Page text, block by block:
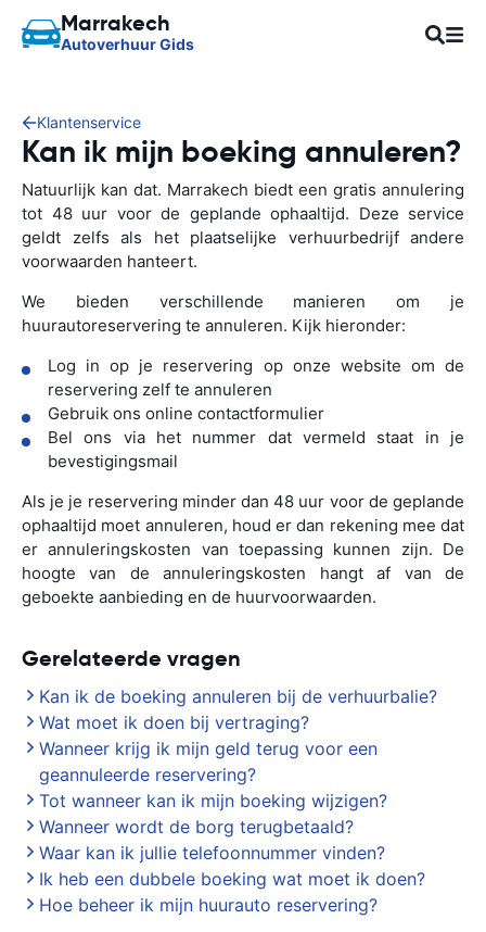
Marrakech
Autoverhuur Gids
Klantenservice
Kan ik mijn boeking annuleren?
Natuurlijk kan dat. Marrakech biedt een gratis annulering
tot 48 uur voor de geplande ophaaltijd. Deze service
geldt zelfs als het plaatselijke verhuurbedrijf andere
voorwaarden hanteert.
We bieden verschillende manieren om je
huurautoreservering te annuleren. Kijk hieronder:
Log in op je reservering op onze website om de
reservering zelf te annuleren
Gebruik ons online contactformulier
Bel ons via het nummer dat vermeld staat in je
bevestigingsmail
Als je je reservering minder dan 48 uur voor de geplande
ophaaltijd moet annuleren, houd er dan rekening mee dat
er annuleringskosten van toepassing kunnen zijn. De
hoogte van de annuleringskosten hangt af van de
geboekte aanbieding en de huurvoorwaarden.
Gerelateerde vragen
Kan ik de boeking annuleren bij de verhuurbalie?
Wat moet ik doen bij vertraging?
Wanneer krijg ik mijn geld terug voor een
geannuleerde reservering?
Tot wanneer kan ik mijn boeking wijzigen?
Wanneer wordt de borg terugbetaald?
Waar kan ik jullie telefoonnummer vinden?
Ik heb een dubbele boeking wat moet ik doen?
Hoe beheer ik mijn huurauto reservering?